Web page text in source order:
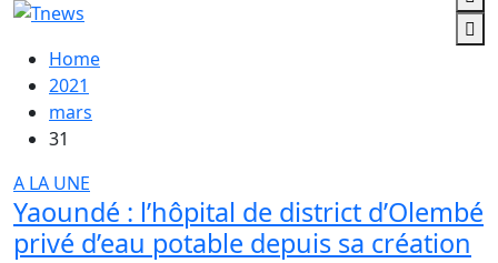
Home
2021
mars
31
A LA UNE
Yaoundé : l’hôpital de district d’Olembé
privé d’eau potable depuis sa création